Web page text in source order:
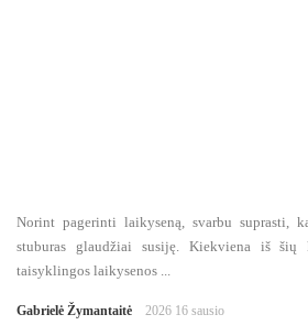
Norint pagerinti laikyseną, svarbu suprasti,
stuburas glaudžiai susiję. Kiekviena iš
taisyklingos laikysenos ...
Gabrielė Žymantaitė 2026 16 sausio